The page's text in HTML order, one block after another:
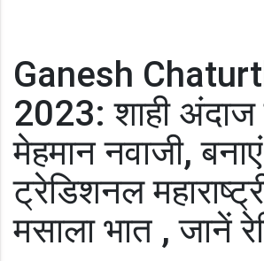
Ganesh
2023: शाही
मेहमान नवाजी, बनाएं
ट्रेडिशनल
मसाला भात , जानें